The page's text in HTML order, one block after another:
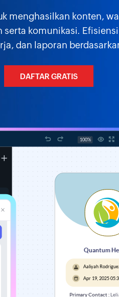
menghasilkan konten,
komunikasi.
dan laporan
DAFTAR GRATIS